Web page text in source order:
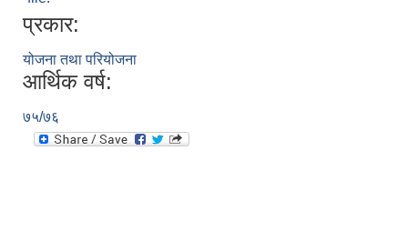
प्रकार:
योजना तथा परियोजना
आर्थिक वर्ष:
७५/७६